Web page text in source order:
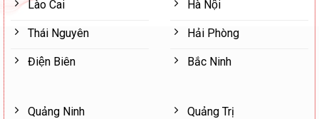
Lào Cai
Thái Nguyên
Điện Biên
Hà Nội
Hải Phòng
Bắc Ninh
Quảng Ninh Quảng Trị